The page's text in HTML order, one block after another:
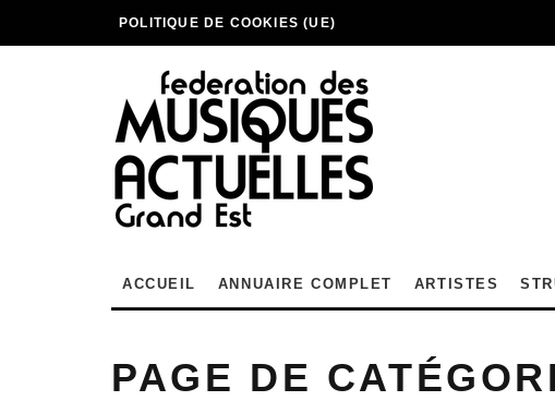
POLITIQUE DE COOKIES (UE)
ACCUEIL ANNUAIRE COMPLET ARTISTES
PAGE DE